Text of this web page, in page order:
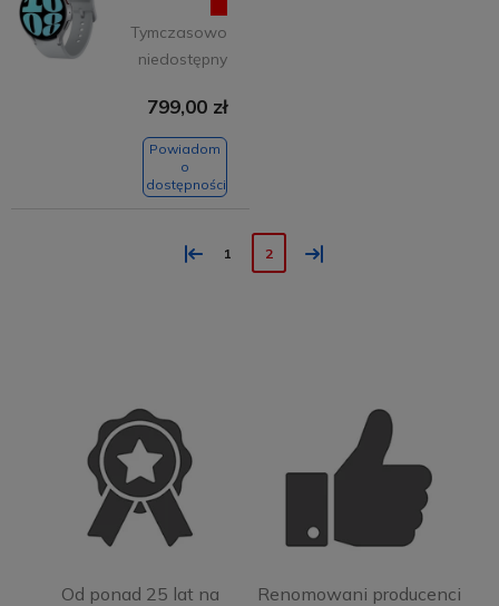
Tymczasowo
niedostępny
799,00 zł
Powiadom
o
dostępności
« 1 2 »
Od ponad 25 lat na
Renomowani producenci